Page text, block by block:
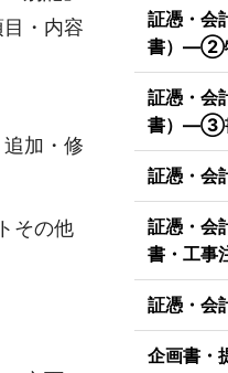
・内容
加・修
その他
証憑・会
書）―②
証憑・会
書）―③
証憑・会
証憑・会
書・工事
証憑・会
企画書・